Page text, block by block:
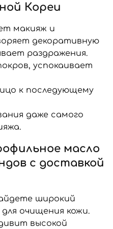
Кореи
макияж и
декоративную
раздражения.
успокаивает
к последующему
даже самого
масло
с доставкой
широкий
очищения кожи.
высокой